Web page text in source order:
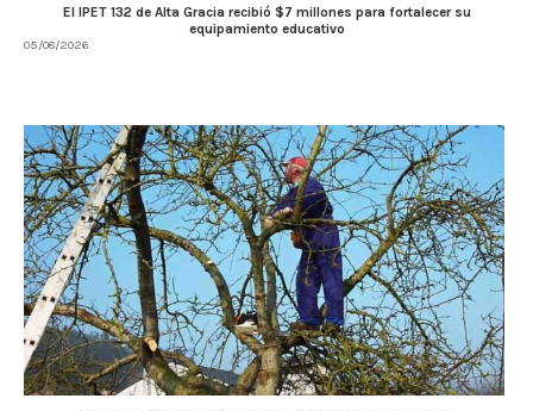
El IPET 132 de Alta Gracia recibió $7 millones para fortalecer su
equipamiento educativo
05/08/2026